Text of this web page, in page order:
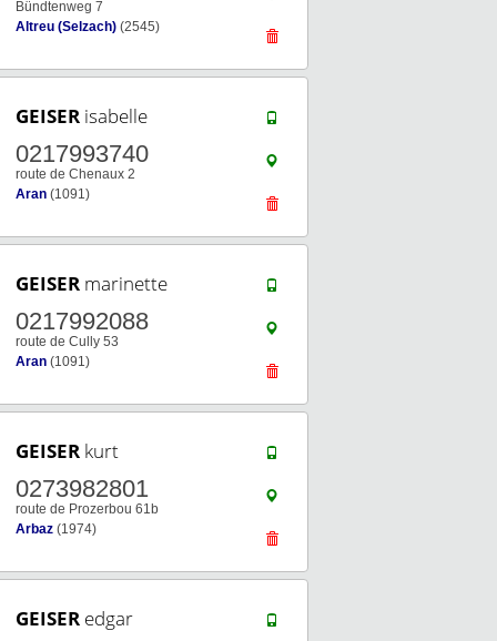
Bündtenweg 7
Altreu (Selzach) (2545)
GEISER isabelle
0217993740
route de Chenaux 2
Aran (1091)
GEISER marinette
0217992088
route de Cully 53
Aran (1091)
GEISER kurt
0273982801
route de Prozerbou 61b
Arbaz (1974)
GEISER edgar